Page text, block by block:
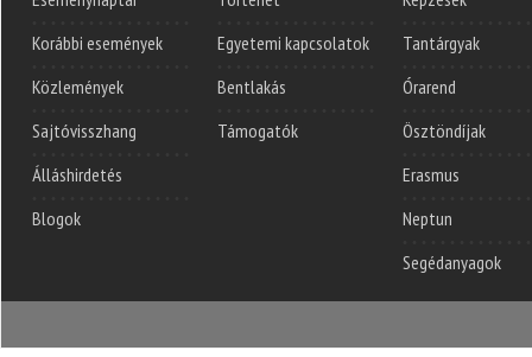
Korábbi események
Közlemények
Sajtóvisszhang
Álláshirdetés
Blogok
Egyetemi kapcsolatok
Bentlakás
Támogatók
Tantárgyak
Órarend
Ösztöndíjak
Erasmus
Neptun
Segédanyagok